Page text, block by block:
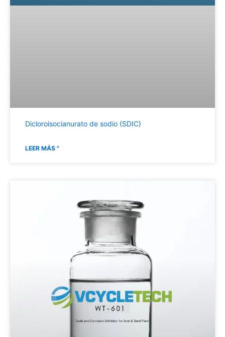
Dicloroisocianurato de sodio (SDIC)
LEER MÁS "